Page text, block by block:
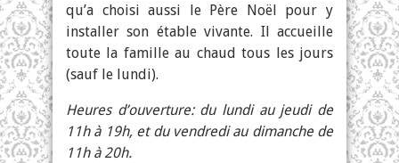
qu’a choisi aussi le Père Noël pour y
installer son étable vivante. Il accueille
toute la famille au chaud tous les jours
(sauf le lundi).
Heures d’ouverture: du lundi au jeudi de
11h à 19h, et du vendredi au dimanche de
11h à 20h.